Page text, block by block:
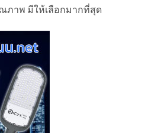
ภาพ มีให้เลือกมากที่สุด